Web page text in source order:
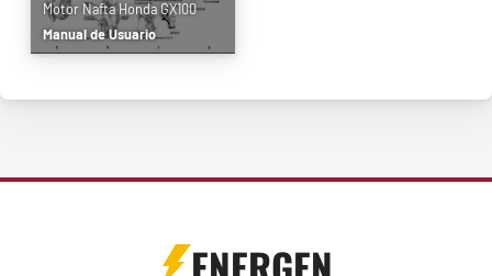
Motor Nafta Honda GX100
Manual de Usuario